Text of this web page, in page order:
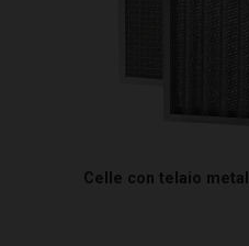
Celle con telaio